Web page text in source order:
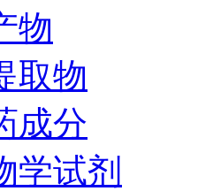
物
取物
成分
学试剂